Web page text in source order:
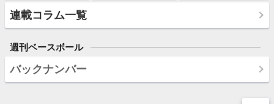
連載コラム一覧
週刊ベースボール
バックナンバー